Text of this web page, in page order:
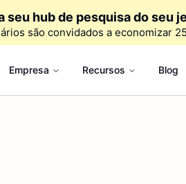
seu hub de pesquisa do seu
são convidados a economizar
Empresa Recursos Blog